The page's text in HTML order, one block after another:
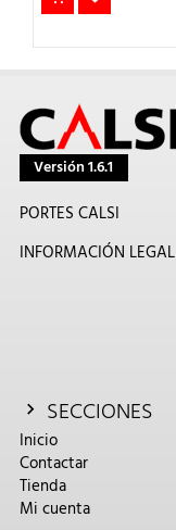
Versión 1.6.1
PORTES CALSI
INFORMACIÓN LEGAL
SECCIONES
Inicio
Contactar
Tienda
Mi cuenta